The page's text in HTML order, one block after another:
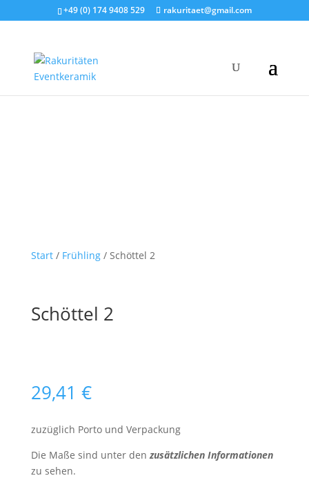
+49 (0) 174 9408 529 rakuritaet@gmail.com
Start/ Frühling/ Schöttel 2
Schöttel 2
29,41 €
zuzüglich Porto und Verpackung
Die Maße sind unter denzusätzlichen Informationen
zu sehen.